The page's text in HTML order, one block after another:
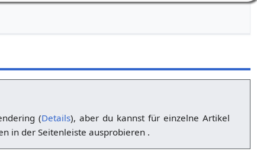
(Details), aber du kannst für einzelne Artikel
in der Seitenleiste ausprobieren .